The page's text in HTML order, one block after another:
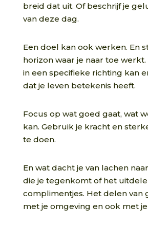
breid dat uit. Of beschrijf je
van deze dag.
Een doel kan ook werken. En
horizon waar je naar toe
in een specifieke richting kan
dat je leven betekenis heeft.
Focus op wat goed gaat, wat
kan. Gebruik je kracht en
te doen.
En wat dacht je van lachen
die je tegenkomt of het
complimentjes. Het delen van
met je omgeving en ook met